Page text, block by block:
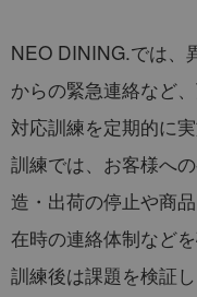
NEO DINING.では、
からの緊急連絡など
対応訓練を定期的に実
訓練では、お客様へ
造・出荷の停止や商
在時の連絡体制など
訓練後は課題を検証